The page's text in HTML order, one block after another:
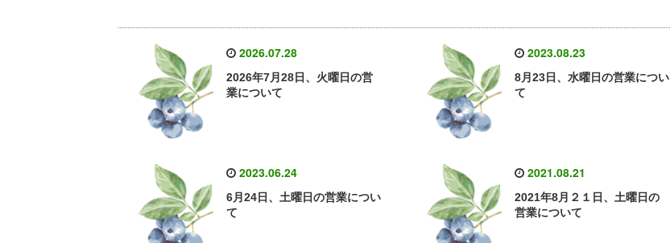
2026.07.28
2026年7月28日、火曜日の営
業について
2023.08.23
8月23日、水曜日の営業につい
て
2023.06.24
6月24日、土曜日の営業につい
て
2021.08.21
2021年8月２１日、土曜日の
営業について